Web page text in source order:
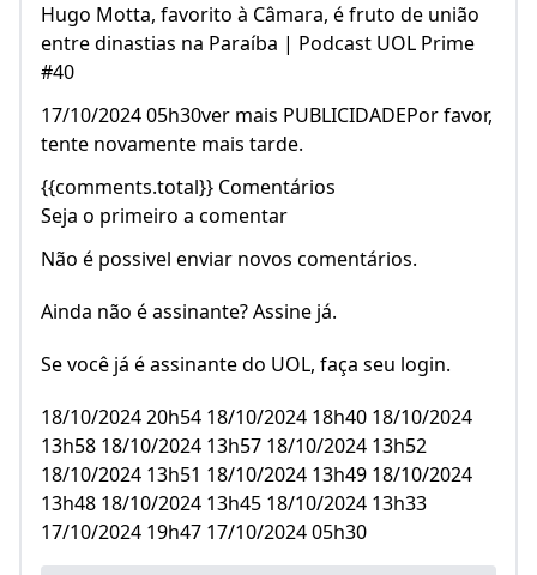
Hugo Motta, favorito à Câmara, é fruto de união
entre dinastias na Paraíba | Podcast UOL Prime
#40
17/10/2024 05h30ver mais PUBLICIDADEPor favor,
tente novamente mais tarde.
{{comments.total}} Comentários
Seja o primeiro a comentar
Não é possivel enviar novos comentários.
Ainda não é assinante? Assine já.
Se você já é assinante do UOL, faça seu login.
18/10/2024 20h54 18/10/2024 18h40 18/10/2024
13h58 18/10/2024 13h57 18/10/2024 13h52
18/10/2024 13h51 18/10/2024 13h49 18/10/2024
13h48 18/10/2024 13h45 18/10/2024 13h33
17/10/2024 19h47 17/10/2024 05h30